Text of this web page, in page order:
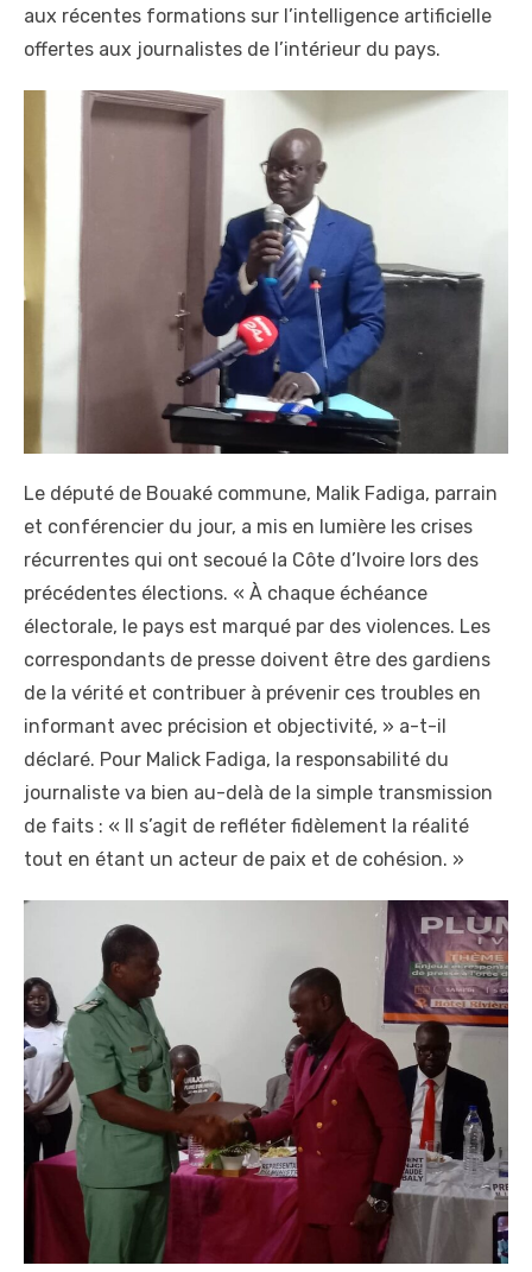
aux récentes formations sur l’intelligence artificielle
offertes aux journalistes de l’intérieur du pays.
Le député de Bouaké commune, Malik Fadiga, parrain
et conférencier du jour, a mis en lumière les crises
récurrentes qui ont secoué la Côte d’Ivoire lors des
précédentes élections. « À chaque échéance
électorale, le pays est marqué par des violences. Les
correspondants de presse doivent être des gardiens
de la vérité et contribuer à prévenir ces troubles en
informant avec précision et objectivité, » a-t-il
déclaré. Pour Malick Fadiga, la responsabilité du
journaliste va bien au-delà de la simple transmission
de faits : « Il s’agit de refléter fidèlement la réalité
tout en étant un acteur de paix et de cohésion. »